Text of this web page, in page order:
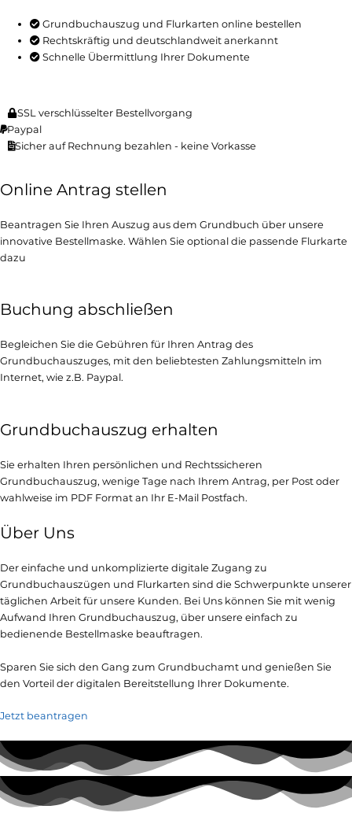
Grundbuchauszug und Flurkarten online bestellen
Rechtskräftig und deutschlandweit anerkannt
Schnelle Übermittlung Ihrer Dokumente
SSL verschlüsselter Bestellvorgang
Paypal
Sicher auf Rechnung bezahlen - keine Vorkasse
Online Antrag stellen
Beantragen Sie Ihren Auszug aus dem Grundbuch über unsere
innovative Bestellmaske. Wählen Sie optional die passende Flurkarte
dazu
Buchung abschließen
Begleichen Sie die Gebühren für Ihren Antrag des
Grundbuchauszuges, mit den beliebtesten Zahlungsmitteln im
Internet, wie z.B. Paypal.
Grundbuchauszug erhalten
Sie erhalten Ihren persönlichen und Rechtssicheren
Grundbuchauszug, wenige Tage nach Ihrem Antrag, per Post oder
wahlweise im PDF Format an Ihr E-Mail Postfach.
Über Uns
Der einfache und unkomplizierte digitale Zugang zu
Grundbuchauszügen und Flurkarten sind die Schwerpunkte unserer
täglichen Arbeit für unsere Kunden. Bei Uns können Sie mit wenig
Aufwand Ihren Grundbuchauszug, über unsere einfach zu
bedienende Bestellmaske beauftragen.
Sparen Sie sich den Gang zum Grundbuchamt und genießen Sie
den Vorteil der digitalen Bereitstellung Ihrer Dokumente.
Jetzt beantragen